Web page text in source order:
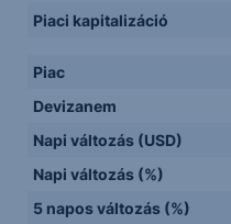
Piaci kapitalizáció
Piac
Devizanem
Napi változás (USD)
Napi változás (%)
5 napos változás (%)